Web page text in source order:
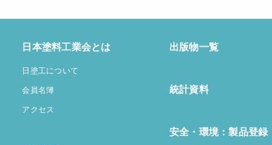
日本塗料工業会とは
日塗工について
会員名簿
アクセス
出版物一覧
統計資料
安全・環境：製品登録